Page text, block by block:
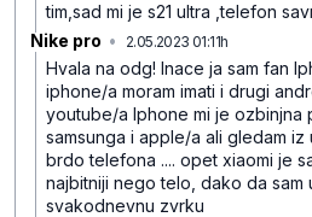
tim,sad mi je s21 ultra ,telefon
Nike pro • 2.05.2023 01:11h
Hvala na odg! Inace ja sam fan
iphone/a moram imati i drugi
youtube/a Iphone mi je ozbinjna
samsunga i apple/a ali gledam iz
brdo telefona .... opet xiaomi je
najbitniji nego telo, dako da sam
svakodnevnu zvrku